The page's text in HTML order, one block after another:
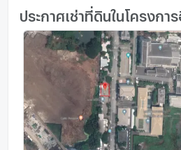
ประกาศเช่าที่ดินในโครงกา